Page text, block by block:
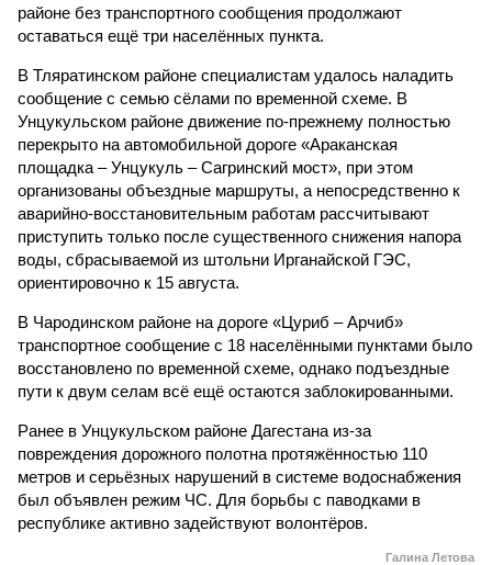
районе без транспортного сообщения продолжают
оставаться ещё три населённых пункта.
В Тляратинском районе специалистам удалось наладить
сообщение с семью сёлами по временной схеме. В
Унцукульском районе движение по-прежнему полностью
перекрыто на автомобильной дороге «Араканская
площадка – Унцукуль – Сагринский мост», при этом
организованы объездные маршруты, а непосредственно к
аварийно-восстановительным работам рассчитывают
приступить только после существенного снижения напора
воды, сбрасываемой из штольни Ирганайской ГЭС,
ориентировочно к 15 августа.
В Чародинском районе на дороге «Цуриб – Арчиб»
транспортное сообщение с 18 населёнными пунктами было
восстановлено по временной схеме, однако подъездные
пути к двум селам всё ещё остаются заблокированными.
Ранее в Унцукульском районе Дагестана из-за
повреждения дорожного полотна протяжённостью 110
метров и серьёзных нарушений в системе водоснабжения
был объявлен режим ЧС. Для борьбы с паводками в
республике активно задействуют волонтёров.
Галина Летова